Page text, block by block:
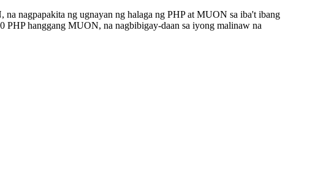
nagpapakita ng ugnayan ng halaga ng PHP at MUON sa iba't ibang
PHP hanggang MUON, na nagbibigay-daan sa iyong malinaw na